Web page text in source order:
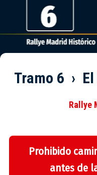
Tramo 6 ›
Rallye
Prohibido
antes de